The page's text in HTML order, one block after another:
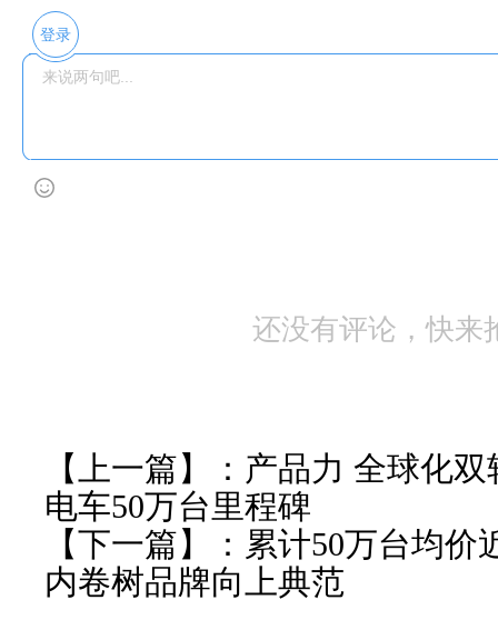
登录
还没有评论，快来
【上一篇】： 产品力 全球化
电车50万台里程碑
【下一篇】： 累计50万台均价
内卷树品牌向上典范